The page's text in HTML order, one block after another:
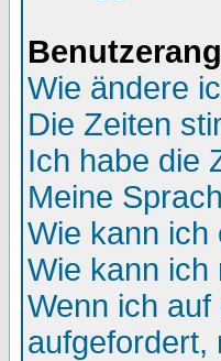
Wie ändere
Die Zeiten
Ich habe die
Meine
Wie kann ich
Wie kann ich
Wenn ich
aufgefordert,